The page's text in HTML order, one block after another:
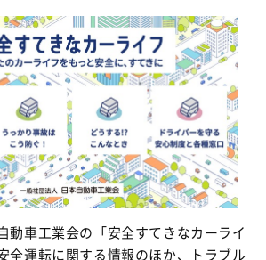
動車工業会の「安全すてきなカーライ
全運転に関する情報のほか、トラブル